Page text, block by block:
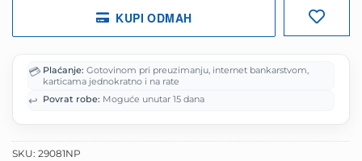
KUPI ODMAH
💳 Plaćanje: Gotovinom pri preuzimanju, internet bankarstvom,
karticama jednokratno i na rate
↩️ Povrat robe: Moguće unutar 15 dana
SKU: 29081NP